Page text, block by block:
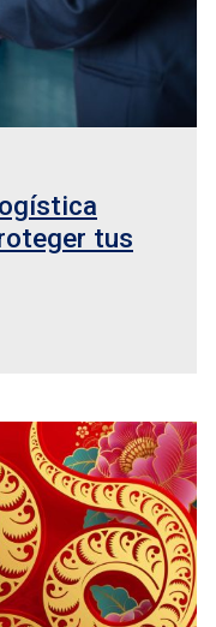
tus